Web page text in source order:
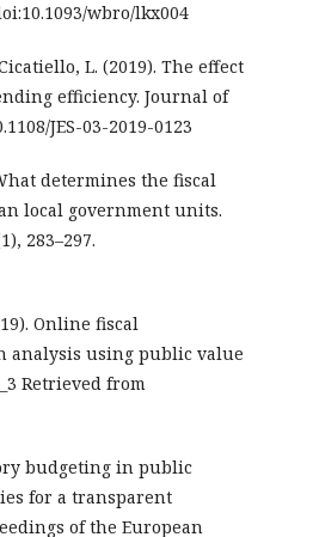
wbro/lkx004
L. (2019). The effect
efficiency. Journal of
JES-03-2019-0123
determines the fiscal
local government units.
283–297.
Online fiscal
analysis using public value
Retrieved from
budgeting in public
for a transparent
of the European